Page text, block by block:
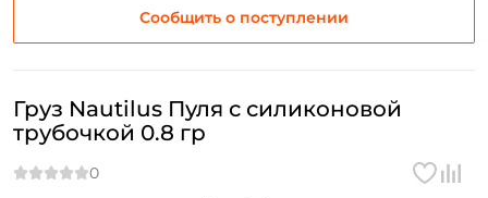
Сообщить о поступлении
Груз Nautilus Пуля с силиконовой
трубочкой 0.8 гр